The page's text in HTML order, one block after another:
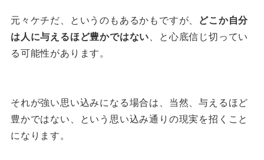
元々ケチだ、というのもあるかもですが、
どこか自分
は人に与えるほど豊かではない 、と心底信じ切ってい
る可能性があります。
それが強い思い込みになる場合は、当然、与えるほど
豊かではない、という思い込み通りの現実を招くこと
になります。